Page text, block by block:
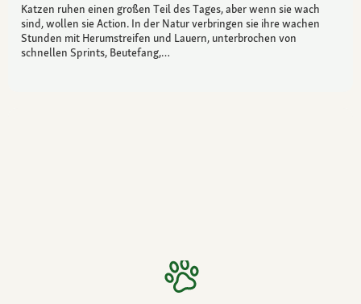
Katzen ruhen einen großen Teil des Tages, aber wenn sie wach
sind, wollen sie Action. In der Natur verbringen sie ihre wachen
Stunden mit Herumstreifen und Lauern, unterbrochen von
schnellen Sprints, Beutefang,…